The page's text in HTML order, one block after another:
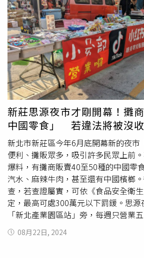
言，「太讚了吧...第一次知道寶雅有
到欸 是每家都有嗎？」、「從明天開
寶雅」、「一元真的嚇爆！」、「好
的即期還狂，第一次知道寶雅有，感
帶著5塊錢趕往戰場！」也有許多過去
網友現身說法：「上次看到剩1天過期
1袋的）1元」、「之前有買過OOHA氣
「買過魔爪大瓶3塊」。有過去曾在寶
出，這些「超強力折扣」確實是真的
「真的也是很即期」，常常有離保存期
品用超便宜的價格特賣。不過這些網友
裝上的保存期限只是建議參考，沒開
撐上幾週到幾個月。再說，就算有些
變質，以這種超低價格買下來也「便宜
店員網友還指出，「寶雅有即期品很
期限的遠近，分為批價的3折、1折跟1
就是被買光啦」。不過他們也指出：
樣出清，每次商品都不一樣也不一定
分。」
新莊思源夜市才剛開幕！攤
中國零食」 若違法將被沒收
新北市新莊區今年6月底開幕新的夜市
便利、攤販眾多，吸引許多民眾上前
爆料，有攤商販賣40至50種的中國零
汽水、麻辣牛肉，甚至還有中國檳榔
查，若查證屬實，可依《食品安全衛
定，最高可處300萬元以下罰鍰。思
「新北產業園區站」旁，每週只營業
食攤位為主，有超過上百個攤商進駐
源夜市裡有攤商涉嫌販賣中國零食，
08月22日, 2024